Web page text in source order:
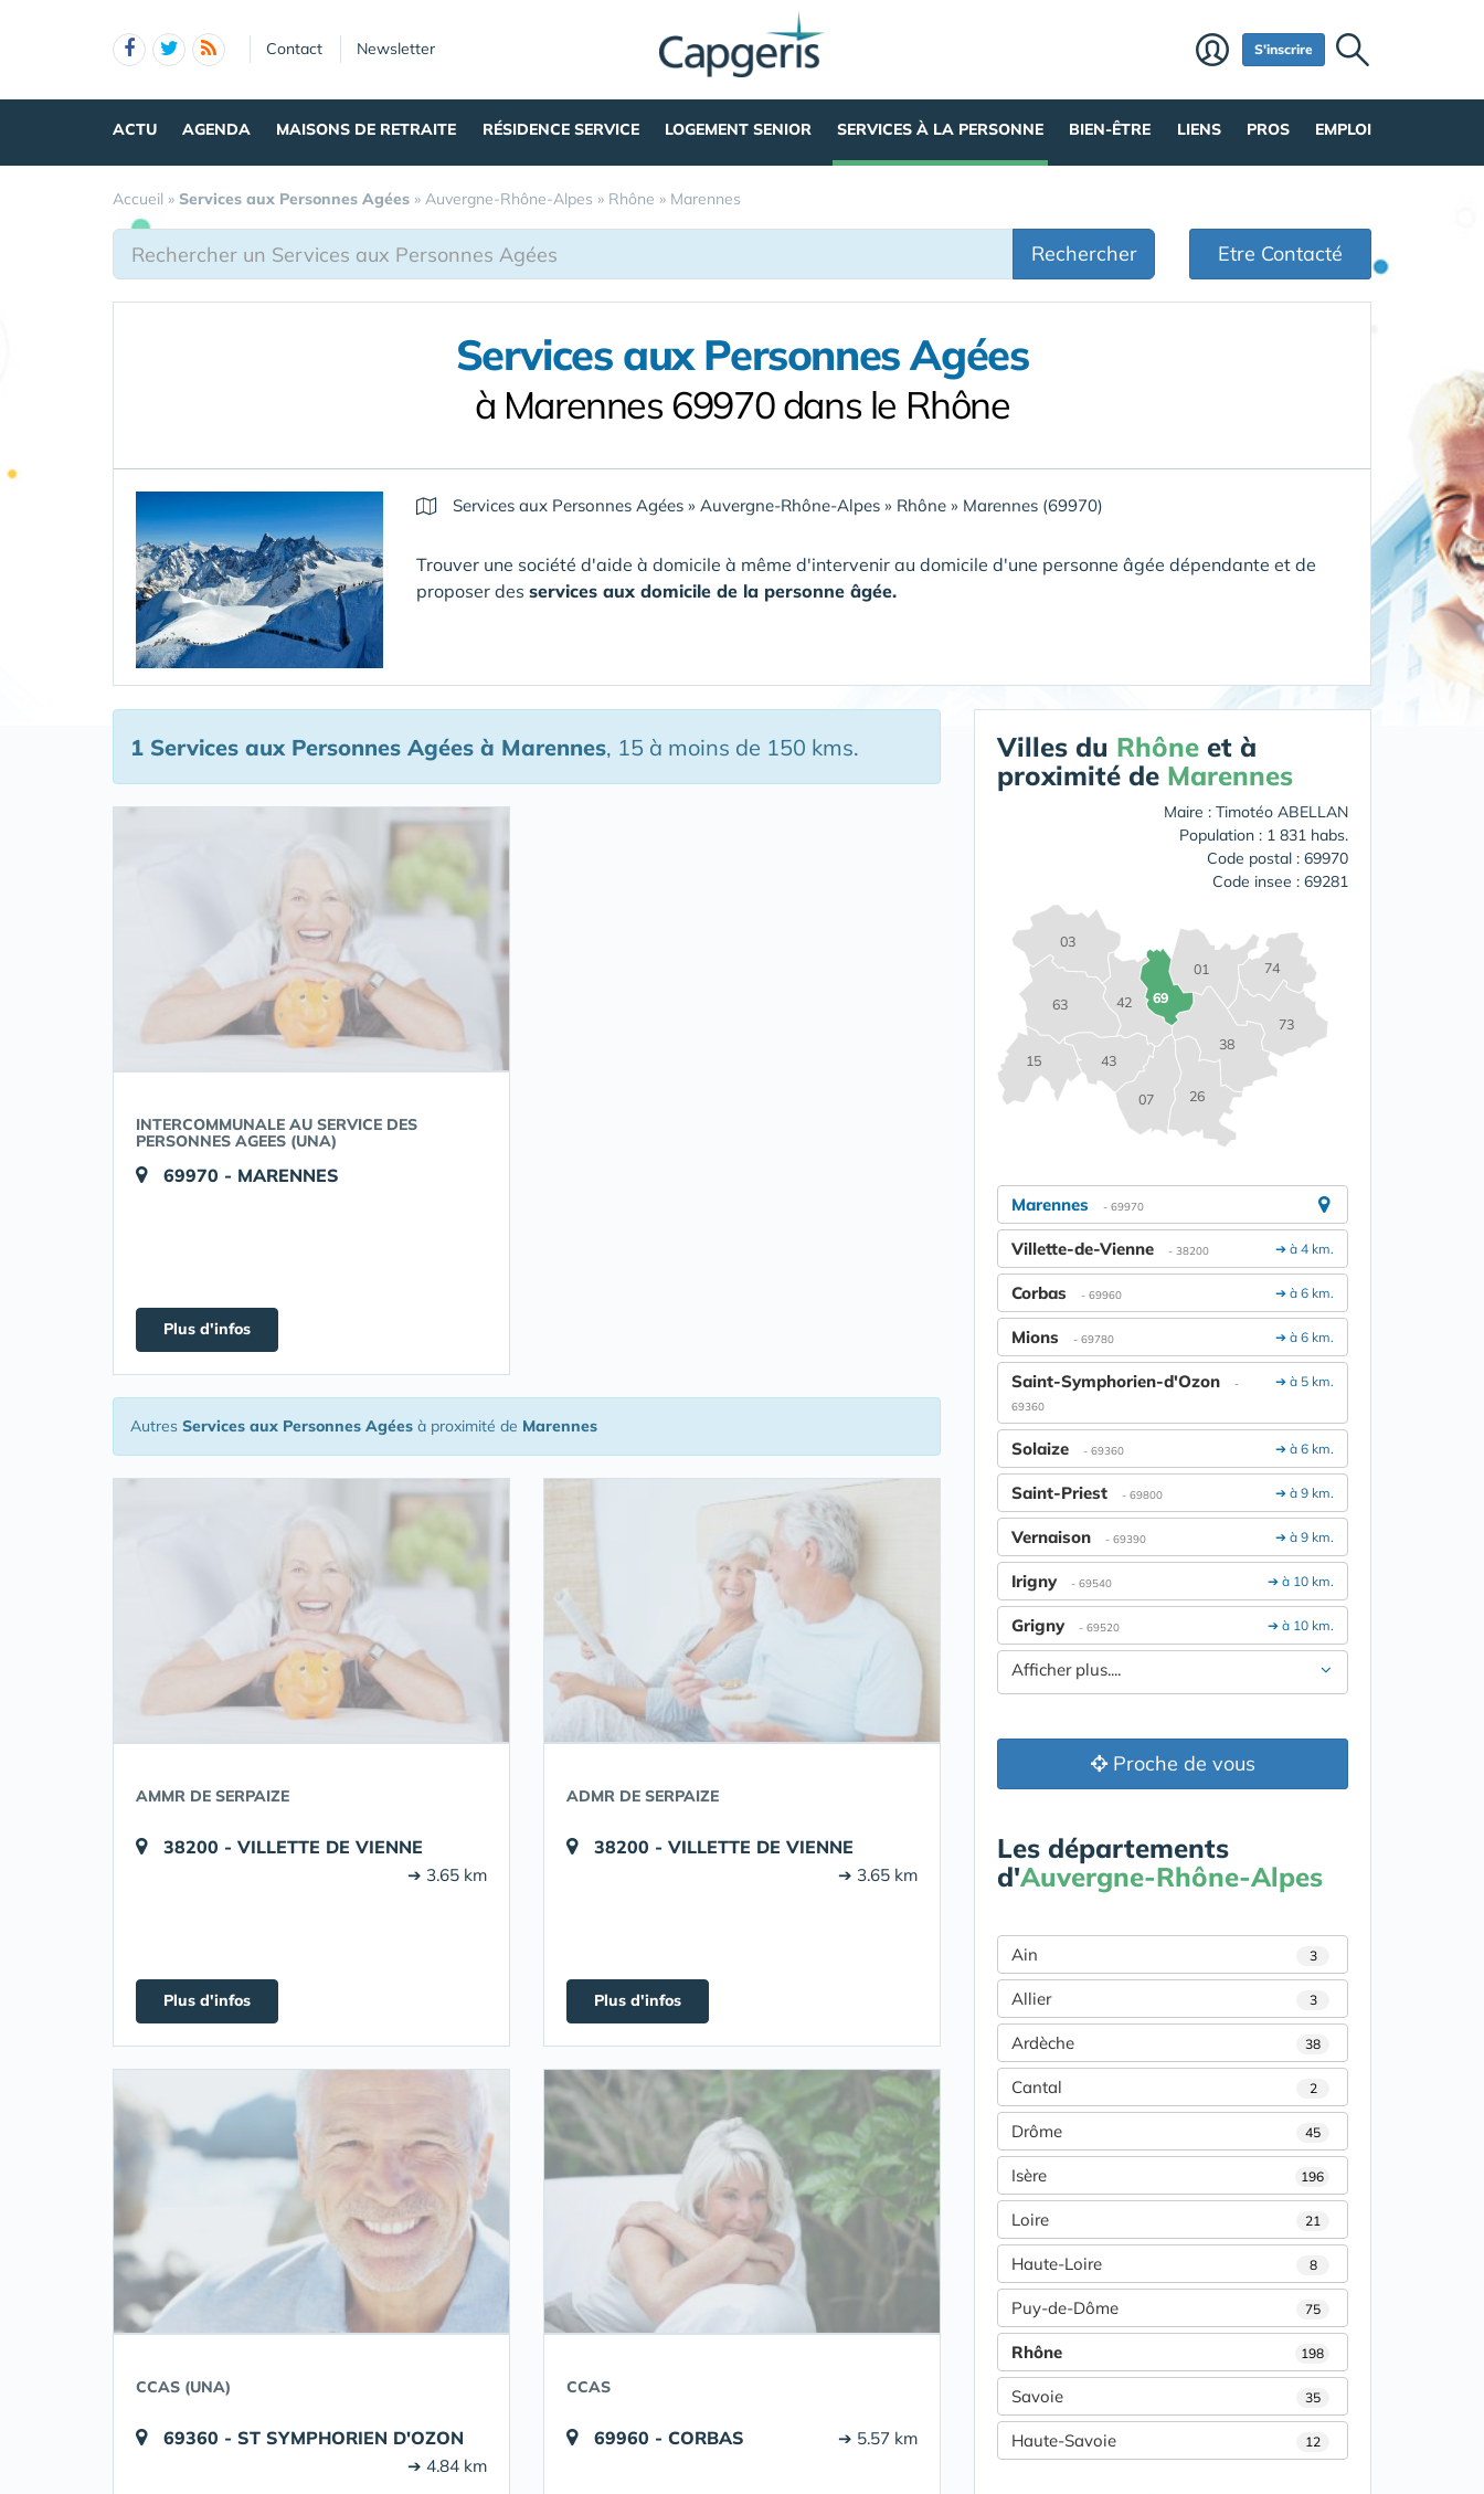
Contact Newsletter S'inscrire
ACTU AGENDA MAISONS DE RETRAITE RÉSIDENCE SERVICE LOGEMENT SENIOR SERVICES À LA PERSONNE BIEN-ÊTRE LIENS PROS EMPLOI
Accueil » Services aux Personnes Agées » Auvergne-Rhône-Alpes » Rhône » Marennes
Rechercher Etre Contacté
Services aux Personnes Agées
à Marennes 69970 dans le Rhône
Services aux Personnes Agées » Auvergne-Rhône-Alpes » Rhône » Marennes (69970)
Trouver une société d'aide à domicile à même d'intervenir au domicile d'une personne âgée dépendante et de
proposer des services aux domicile de la personne âgée.
1 Services aux Personnes Agées à Marennes, 15 à moins de 150 kms.
INTERCOMMUNALE AU SERVICE DES
PERSONNES AGEES (UNA)
69970 - MARENNES
Plus d'infos
Autres Services aux Personnes Agées à proximité de Marennes
AMMR DE SERPAIZE
38200 - VILLETTE DE VIENNE
➔ 3.65 km
Plus d'infos
ADMR DE SERPAIZE
38200 - VILLETTE DE VIENNE
➔ 3.65 km
Plus d'infos
CCAS (UNA)
69360 - ST SYMPHORIEN D'OZON
➔ 4.84 km
CCAS
69960 - CORBAS ➔ 5.57 km
Villes du Rhône et à
proximité de Marennes
Maire : Timotéo ABELLAN
Population : 1 831 habs.
Code postal : 69970
Code insee : 69281
01
03
07
15
26
38
42
43
63
69
73
74
Marennes - 69970
➔ à 4 km.
Villette-de-Vienne - 38200
➔ à 6 km.
Corbas - 69960
➔ à 6 km.
Mions - 69780
➔ à 5 km.
Saint-Symphorien-d'Ozon
-
69360
➔ à 6 km.
Solaize - 69360
➔ à 9 km.
Saint-Priest - 69800
➔ à 9 km.
Vernaison - 69390
➔ à 10 km.
Irigny - 69540
➔ à 10 km.
Grigny - 69520
Afficher plus....
Proche de vous
Les départements
d'Auvergne-Rhône-Alpes
Ain 3
Allier 3
Ardèche 38
Cantal 2
Drôme 45
Isère 196
Loire 21
Haute-Loire 8
Puy-de-Dôme 75
Rhône 198
Savoie 35
Haute-Savoie 12